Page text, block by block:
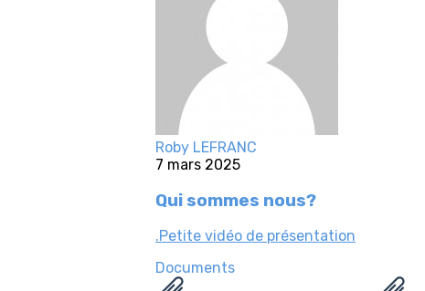
Roby LEFRANC
7 mars 2025
Qui sommes nous?
.Petite vidéo de présentation
Documents